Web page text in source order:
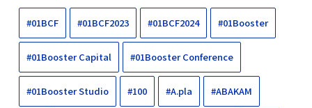
#01BCF #01BCF2023 #01BCF2024 #01Booster
#01Booster Capital #01Booster Conference
#01Booster Studio #100 #A.pla #ABAKAM